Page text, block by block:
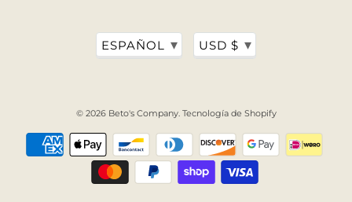
ESPAÑOL ▾ USD $ ▾
© 2026 Beto's Company. Tecnología de Shopify